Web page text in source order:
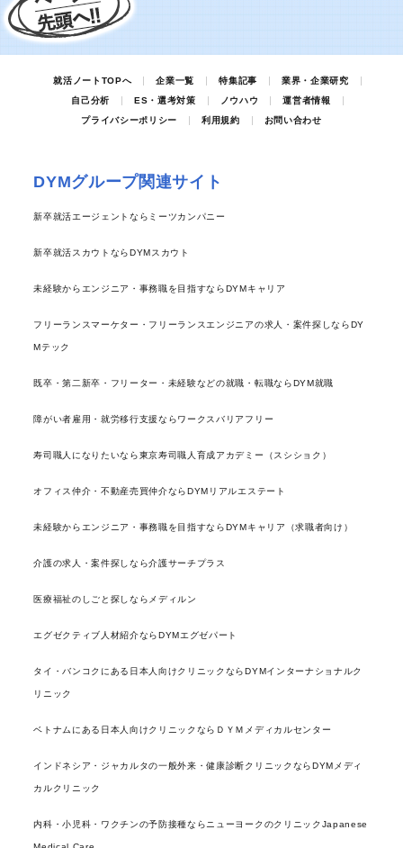
就活ノートTOPへ 企業一覧 特集記事
業界・企業研究
自己分析
ES・選考対策 ノウハウ
運営者情報
プライバシーポリシー
利用規約 お問い合わせ
DYMグループ関連サイト
新卒就活エージェントならミーツカンパニー
新卒就活スカウトならDYMスカウト
未経験からエンジニア・事務職を目指すならDYMキャリア
フリーランスマーケター・フリーランスエンジニアの求人・案件探しならDY
Mテック
既卒・第二新卒・フリーター・未経験などの就職・転職ならDYM就職
障がい者雇用・就労移行支援ならワークスバリアフリー
寿司職人になりたいなら東京寿司職人育成アカデミー（スシショク）
オフィス仲介・不動産売買仲介ならDYMリアルエステート
未経験からエンジニア・事務職を目指すならDYMキャリア（求職者向け）
介護の求人・案件探しなら介護サーチプラス
医療福祉のしごと探しならメディルン
エグゼクティブ人材紹介ならDYMエグゼパート
タイ・バンコクにある日本人向けクリニックならDYMインターナショナルク
リニック
ベトナムにある日本人向けクリニックならＤＹＭメディカルセンター
インドネシア・ジャカルタの一般外来・健康診断クリニックならDYMメディ
カルクリニック
内科・小児科・ワクチンの予防接種ならニューヨークのクリニックJapanese